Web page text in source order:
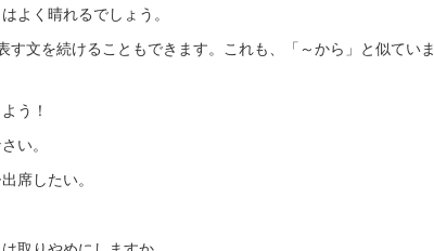
晴れるでしょう。
文を続けることもできます。これも、「～から」と似ていま
う！
。
したい。